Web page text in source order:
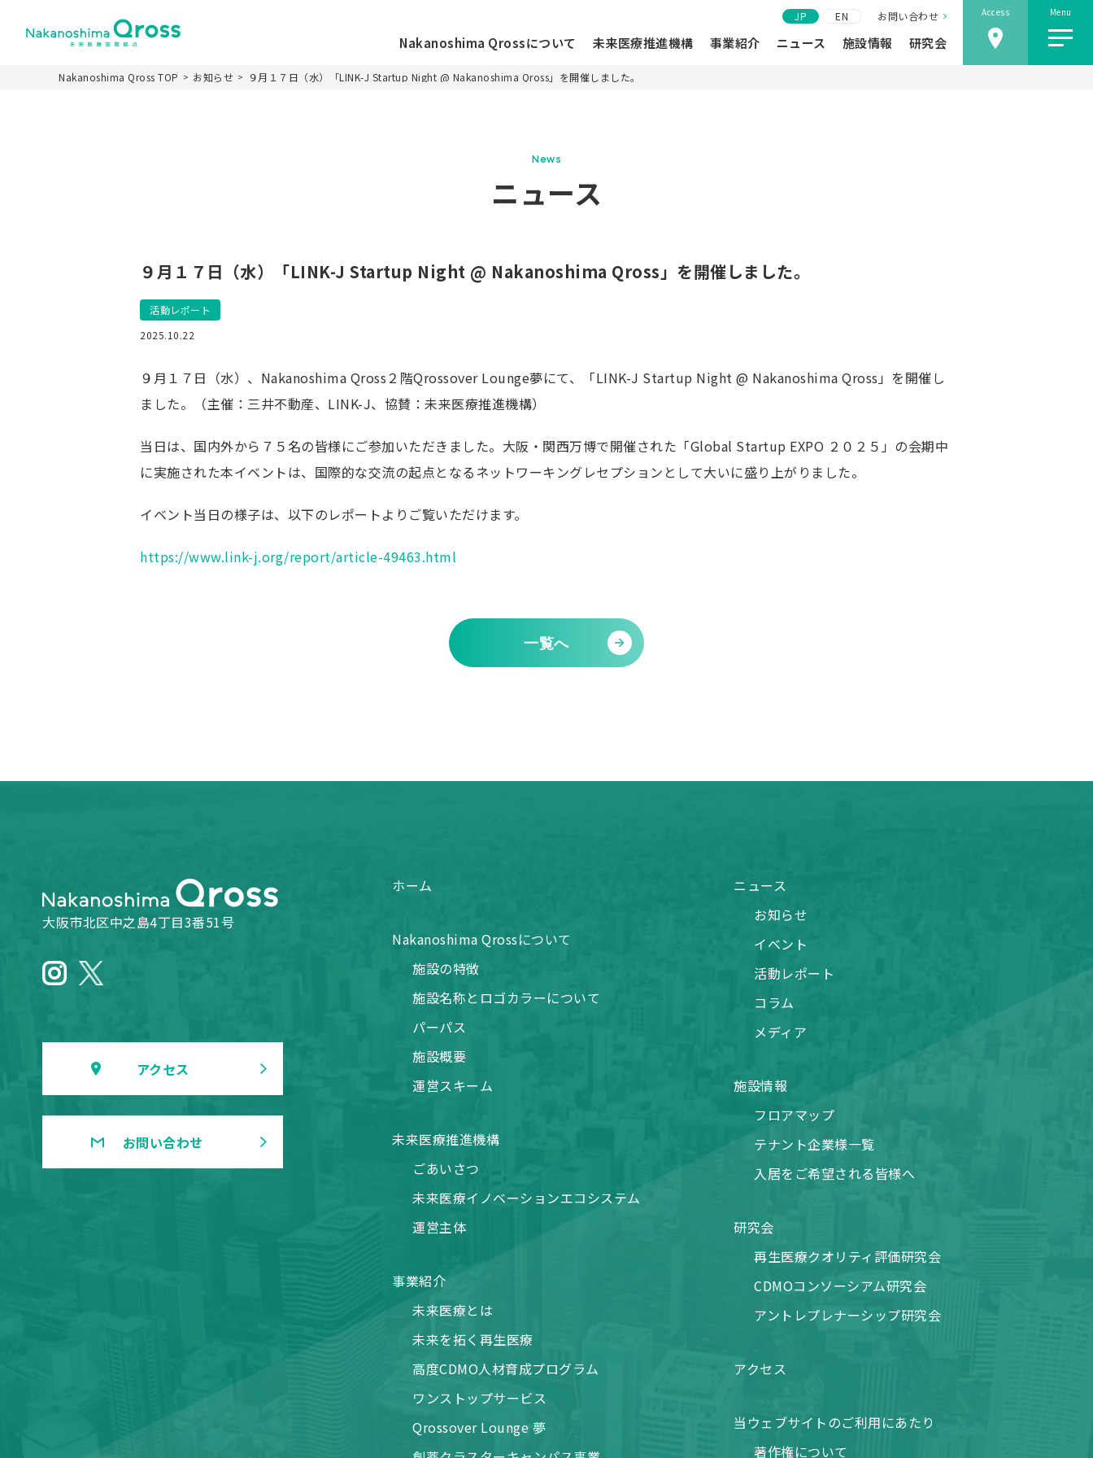
JP EN お問い合わせ
Nakanoshima Qrossについて 未来医療推進機構 事業紹介 ニュース 施設情報 研究会
Access Menu
パーパス
ごあいさつ
未来医療イノベーションエコシステム
事業紹介
未来を拓く再生医療
高度CDMO人材育成プログラム
メディア
テナント企業様一覧
再生医療クオリティ評価研究会
CDMOコンソーシアム研究会
コピーライトポリシー
NQ プライバシーポリシー
Nakanoshima Qross TOP お知らせ ９月１７日（水）「LINK-J Startup Night @ Nakanoshima Qross」を開催しました。
News
ニュース
９月１７日（水）「LINK-J Startup Night @ Nakanoshima Qross」を開催しました。
活動レポート
2025.10.22
９月１７日（水）、Nakanoshima Qross２階Qrossover Lounge夢にて、「LINK-J Startup Night @ Nakanoshima Qross」を開催し
ました。（主催：三井不動産、LINK-J、協賛：未来医療推進機構）
当日は、国内外から７５名の皆様にご参加いただきました。大阪・関西万博で開催された「Global Startup EXPO ２０２５」の会期中
に実施された本イベントは、国際的な交流の起点となるネットワーキングレセプションとして大いに盛り上がりました。
イベント当日の様子は、以下のレポートよりご覧いただけます。
https://www.link-j.org/report/article-49463.html
一覧へ
大阪市北区中之島4丁目3番51号
アクセス
お問い合わせ
ホーム
Nakanoshima Qrossについて
施設の特徴
施設名称とロゴカラーについて
パーパス
施設概要
運営スキーム
未来医療推進機構
ごあいさつ
未来医療イノベーションエコシステム
運営主体
事業紹介
未来医療とは
未来を拓く再生医療
高度CDMO人材育成プログラム
ワンストップサービス
Qrossover Lounge 夢
ニュース
お知らせ
イベント
活動レポート
コラム
メディア
施設情報
フロアマップ
テナント企業様一覧
入居をご希望される皆様へ
研究会
再生医療クオリティ評価研究会
CDMOコンソーシアム研究会
アントレプレナーシップ研究会
アクセス
当ウェブサイトのご利用にあたり
著作権について